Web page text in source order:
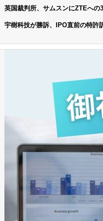
英国裁判所、サムスンにZTEへ
宇樹科技が勝訴、IPO直前の特許